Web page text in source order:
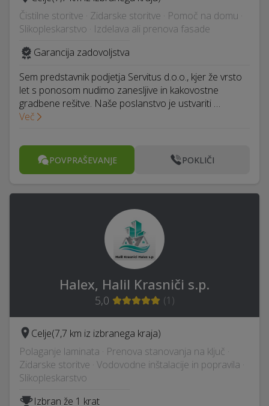
Čistilne storitve · Zidarske storitve · Pomoč na domu ·
Slikopleskarstvo · Izdelava ali prenova fasade
Garancija zadovoljstva
Sem predstavnik podjetja Servitus d.o.o., kjer že vrsto
let s ponosom nudimo zanesljive in kakovostne
gradbene rešitve. Naše poslanstvo je ustvariti …
Več
POVPRAŠEVANJE POKLIČI
Halex, Halil Krasniči s.p.
5,0 (1 )
Celje(7,7 km iz izbranega kraja)
Polaganje laminata · Prenova stanovanja na ključ ·
Zidarske storitve · Vodovodne inštalacije in popravila ·
Slikopleskarstvo
Izbran že 1 krat